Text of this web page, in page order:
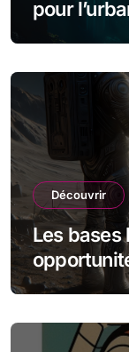
pour
Découvrir
Les bases
spatiale